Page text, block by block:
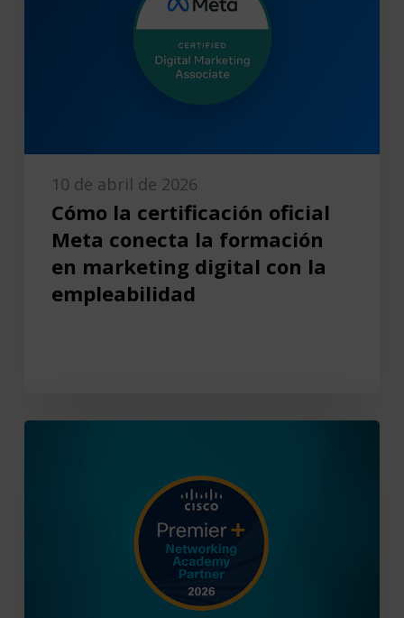
Cómo la certificación oficial
Meta conecta la formación
en marketing digital con la
empleabilidad
10 de abril de 2026